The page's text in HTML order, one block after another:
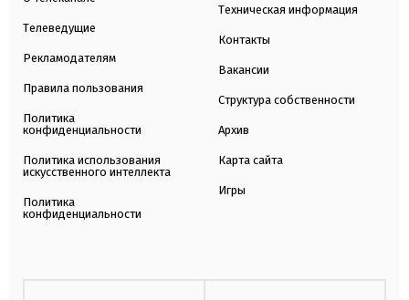
Телеведущие
Рекламодателям
Правила пользования
Политика
конфиденциальности
Политика использования
искусственного интеллекта
Политика
конфиденциальности
Техническая информация
Контакты
Вакансии
Структура собственности
Архив
Карта сайта
Игры